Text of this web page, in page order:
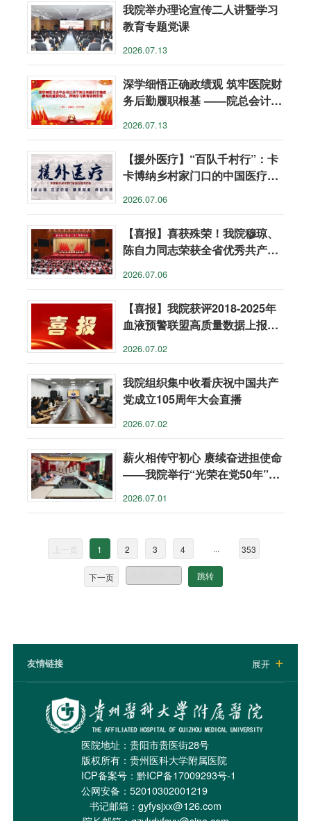
我院举办理论宣传二人讲暨学习
教育专题党课
2026.07.13
深学细悟正确政绩观 筑牢医院财
务后勤履职根基 ——院总会计师
2026.07.13
【援外医疗】“百队千村行”：卡
卡博纳乡村家门口的中国医疗关
2026.07.06
【喜报】喜获殊荣！我院穆琼、
陈自力同志荣获全省优秀共产党
2026.07.06
【喜报】我院获评2018-2025年
血液预警联盟高质量数据上报单
2026.07.02
我院组织集中收看庆祝中国共产
党成立105周年大会直播
2026.07.02
薪火相传守初心 赓续奋进担使命
——我院举行“光荣在党50年”纪
2026.07.01
上一页 1 2 3 4 ... 353
下一页 跳转
友情链接 展开 
医院地址：贵阳市贵医街28号
版权所有：贵州医科大学附属医院
ICP备案号： 黔ICP备17009293号-1
公网安备：52010302001219
书记邮箱：gyfysjxx@126.com